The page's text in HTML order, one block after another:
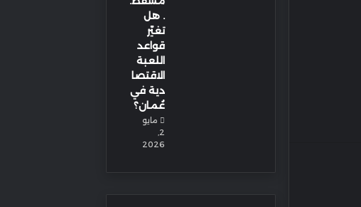
. هل
تغيّر
قواعد
اللعبة
الاقتصا
دية في
عُمان؟
مايو
2,
2026